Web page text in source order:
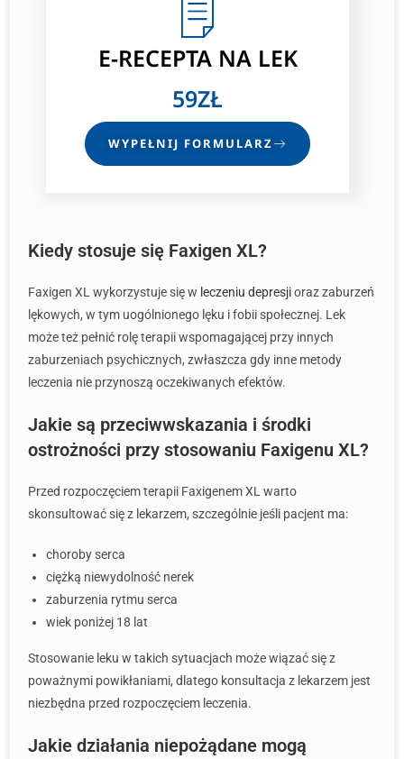
E-RECEPTANA LEK
59ZŁ
WYPEŁNIJ FORMULARZ
Kiedy stosuje się Faxigen XL?
Faxigen XL wykorzystuje się w leczeniu depresjioraz zaburzeń
lękowych, w tym uogólnionego lęku i fobii społecznej. Lek
może też pełnić rolę terapii wspomagającej przy innych
zaburzeniach psychicznych, zwłaszcza gdy inne metody
leczenia nie przynoszą oczekiwanych efektów.
Jakie są przeciwwskazania i środki
ostrożności przy stosowaniu Faxigenu XL?
Przed rozpoczęciem terapii Faxigenem XL warto
skonsultować się z lekarzem, szczególnie jeśli pacjent ma:
choroby serca
ciężką niewydolność nerek
zaburzenia rytmu serca
wiek poniżej 18 lat
Stosowanie leku w takich sytuacjach może wiązać się z
poważnymi powikłaniami, dlatego konsultacja z lekarzem jest
niezbędna przed rozpoczęciem leczenia.
Jakie działania niepożądane mogą